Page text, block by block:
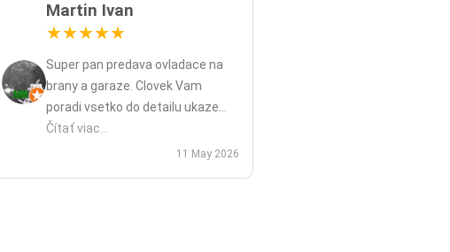
Martin Ivan
★★★★★
Super pan predava ovladace na
brany a garaze. Clovek Vam
poradi vsetko do detailu ukaze
popripade nadstavy priamo na
mieste a ked uz nahodou to nejde
Čítať viac...
11 May 2026